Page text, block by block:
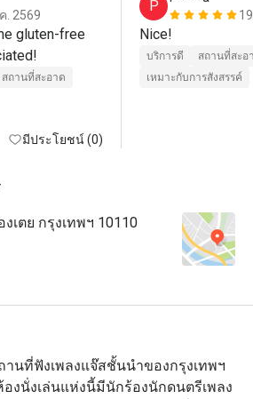
. 2569
gluten-free
สถานที่สะอาด
มีประโยชน์ (0)
P
Nice!
บริการดี
สถานที่สะอ
เหมาะกับการสังสรรค์
ตย กรุงเทพฯ 10110
านที่ฟังเพลงแจ๊สชั้นนำของกรุงเทพฯ
งนั่งเล่นแห่งนี้มีนักร้องนักดนตรีเพลง